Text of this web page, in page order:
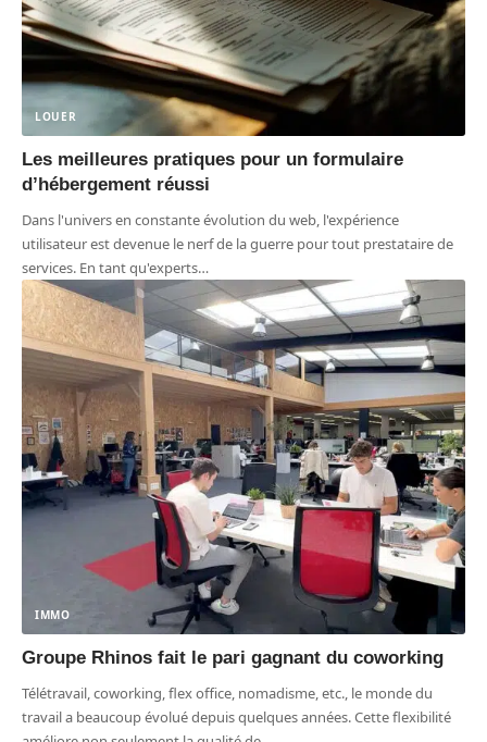
LOUER
Les meilleures pratiques pour un formulaire
d’hébergement réussi
Dans l'univers en constante évolution du web, l'expérience
utilisateur est devenue le nerf de la guerre pour tout prestataire de
services. En tant qu'experts…
IMMO
Groupe Rhinos fait le pari gagnant du coworking
Télétravail, coworking, flex office, nomadisme, etc., le monde du
travail a beaucoup évolué depuis quelques années. Cette flexibilité